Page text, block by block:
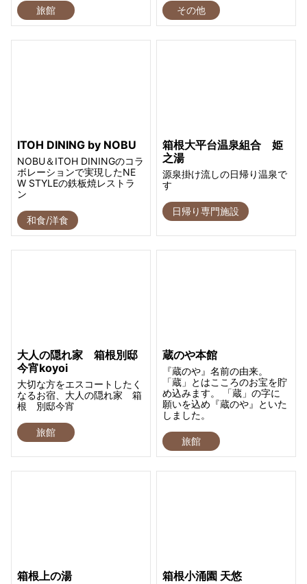
旅館 その他
ITOH DINING by NOBU
NOBU＆ITOH DININGのコラ
ボレーションで実現したNE
W STYLEの鉄板焼レストラ
ン
和食/洋食
箱根大平台温泉組合 姫
之湯
源泉掛け流しの日帰り温泉で
す
日帰り専門施設
大人の隠れ家 箱根別邸
今宵koyoi
大切な方をエスコートしたく
なるお宿、大人の隠れ家 箱
根 別邸今宵
旅館
蔵のや本館
『蔵のや』名前の由来。
「蔵」とはこころのお宝を貯
め込みます。 「蔵」の字に
願いを込め『蔵のや』といた
しました。
旅館
箱根上の湯 箱根小涌園 天悠